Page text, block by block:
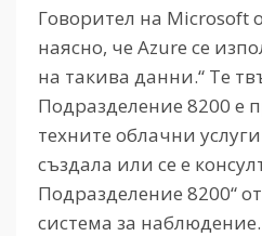
Говорител на Microsoft
наясно, че Azure се
на такива данни.“ Те
Подразделение 8200 е
техните облачни
създала или се е
Подразделение 8200“
система за наблюдение.